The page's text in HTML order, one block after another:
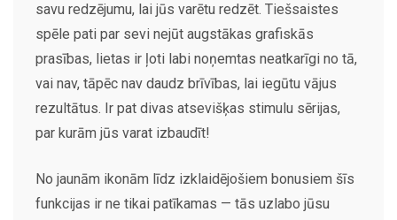
savu redzējumu, lai jūs varētu redzēt. Tiešsaistes
spēle pati par sevi nejūt augstākas grafiskās
prasības, lietas ir ļoti labi noņemtas neatkarīgi no tā,
vai nav, tāpēc nav daudz brīvības, lai iegūtu vājus
rezultātus. Ir pat divas atsevišķas stimulu sērijas,
par kurām jūs varat izbaudīt!
No jaunām ikonām līdz izklaidējošiem bonusiem šīs
funkcijas ir ne tikai patīkamas — tās uzlabo jūsu